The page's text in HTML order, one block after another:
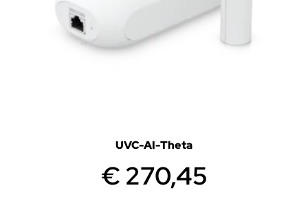
UVC-AI-Theta
€270,45